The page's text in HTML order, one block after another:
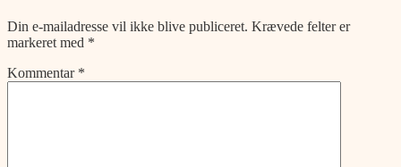
Din e-mailadresse vil ikke blive publiceret. Krævede felter er
markeret med *
Kommentar *